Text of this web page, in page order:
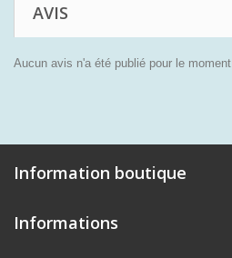
AVIS
Aucun avis n'a été publié pour le moment.
Information boutique
Informations